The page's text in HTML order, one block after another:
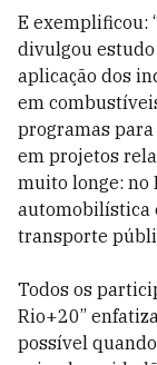
E exemplificou:
divulgou
aplicação dos
em
programas
em projetos
muito longe: no
automobilística
transporte
Todos os
Rio+20”
possível